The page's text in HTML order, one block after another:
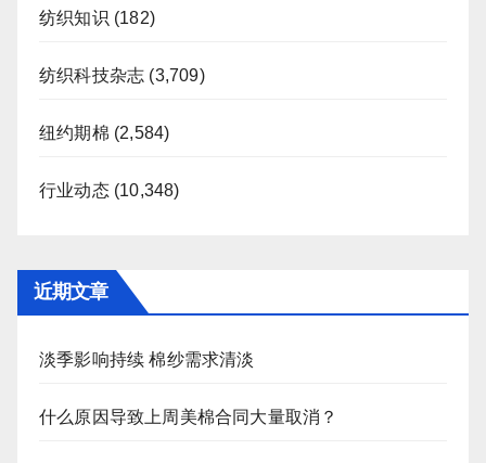
纺织知识 (182)
纺织科技杂志 (3,709)
纽约期棉 (2,584)
行业动态(10,348)
近期文章
淡季影响持续 棉纱需求清淡
什么原因导致上周美棉合同大量取消？